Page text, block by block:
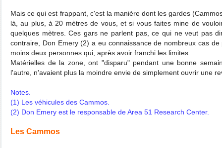
Mais ce qui est frappant, c'est la manière dont les gardes
là, au plus, à 20 mètres de vous, et si vous faites mine de
quelques mètres. Ces gars ne parlent pas, ce qui ne veut pas
contraire, Don Emery (2) a eu connaissance de nombreux cas
moins deux personnes qui, après avoir franchi les limites
Matérielles de la zone, ont "disparu" pendant une bonne
l'autre, n'avaient plus la moindre envie de simplement ouvrir une
Notes.
(1) Les véhicules des Cammos.
(2) Don Emery est le responsable de Area 51 Research Center.
Les Cammos